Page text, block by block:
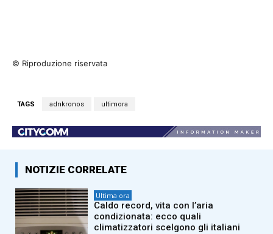
© Riproduzione riservata
TAGS adnkronos ultimora
NOTIZIE CORRELATE
Ultima ora
Caldo record, vita con l’aria
condizionata: ecco quali
climatizzatori scelgono gli italiani